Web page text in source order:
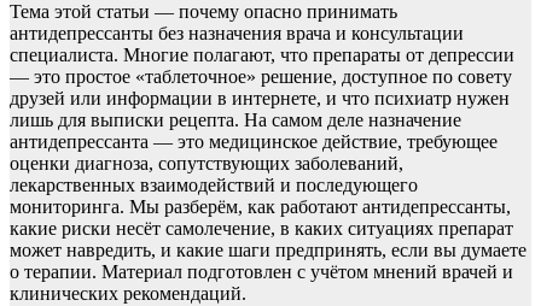
Тема этой статьи — почему опасно принимать
антидепрессанты без назначения врача и консультации
специалиста. Многие полагают, что препараты от депрессии
— это простое «таблеточное» решение, доступное по совету
друзей или информации в интернете, и что психиатр нужен
лишь для выписки рецепта. На самом деле назначение
антидепрессанта — это медицинское действие, требующее
оценки диагноза, сопутствующих заболеваний,
лекарственных взаимодействий и последующего
мониторинга. Мы разберём, как работают антидепрессанты,
какие риски несёт самолечение, в каких ситуациях препарат
может навредить, и какие шаги предпринять, если вы думаете
о терапии. Материал подготовлен с учётом мнений врачей и
клинических рекомендаций.